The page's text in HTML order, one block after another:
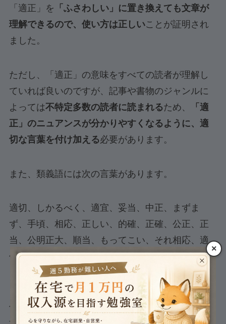
「適正」を 「ふさわしい」に置き換えても文章が
理解できるので、使い方は正しいことが証明され
ました。
ただし、「適正」の意味をすべての読者が理解し
ていれば良いのですが、記事や書物のジャンルに
よっては不特定多数の読者に読まれるため、
「適
正」のニュアンスが分かりやすくなるように、適
切な言葉を付け加える必要があります。
また、類義語には次の言葉があります。
適切、しかるべく、適宜、妥当、中正、まずま
ず、手頃、相応、正しい、的確、正確、公正、正
当、公明正大、順当、もってこい、それ相応、適
任、適した、適度、分相応など
「適正」の使い方に困ったら、無理に「適正」を
使う必要はなく、類義語を使って読者に分かりや
×